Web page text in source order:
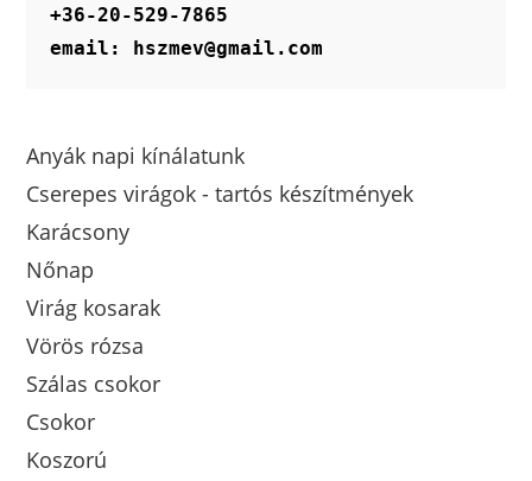
+36-20-529-7865
email: hszmev@gmail.com
Anyák napi kínálatunk
Cserepes virágok - tartós készítmények
Karácsony
Nőnap
Virág kosarak
Vörös rózsa
Szálas csokor
Csokor
Koszorú